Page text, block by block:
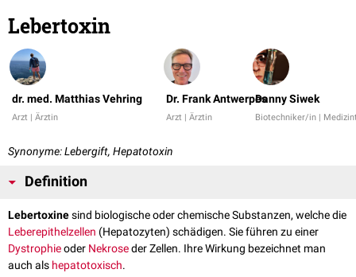
Lebertoxin
dr. med. Matthias Vehring
Arzt | Ärztin
Dr. Frank Antwerpes
Arzt | Ärztin
Danny Siwek
Biotechniker/in |
Synonyme: Lebergift, Hepatotoxin
Definition
Lebertoxinesind biologische oder chemische Substanzen, welche die
Leberepithelzellen (Hepatozyten) schädigen. Sie führen zu einer
Dystrophieoder Nekroseder Zellen. Ihre Wirkung bezeichnet man
auch als hepatotoxisch.